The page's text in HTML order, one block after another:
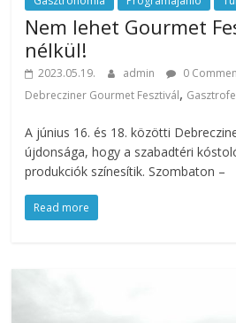
Nem lehet Gourmet
nélkül!
2023.05.19. admin 0
Debrecziner Gourmet Fesztivál,
A június 16. és 18. közötti
újdonsága, hogy a szabadtéri
produkciók színesítik. Szombaton –
Read more